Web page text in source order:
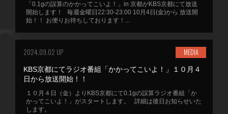
「0.1gの誤算のかかってこいよ！」in 京都がKBS京都にて放送
開始します！ 毎週金曜日22:30-23:00 10月4日(金)から 放送開
始！！ お便りお待ちしております！...
2024.09.02 UP MEDIA
KBS京都にてラジオ番組「かかってこいよ！」１０月４
日から放送開始！！
１０月４日（金）よりKBS京都にて0.1gの誤算ラジオ番組「か
かってこいよ！」がスタートします。 詳細は後日お知らせいた
します。